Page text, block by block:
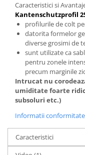
Pardoseli și Nivelare
Nivelare Grosieră
Nivelare în Strat
Rașini Reparații Fisuri
Aditivi pentru Șape
Amorse și Promotori
Stabilizare Suport
Aditivi pentru
Profile Tencuieli și Glet
Profile Glet
Profile Tencuieli
Caracteristici si
Kantenschutzprofil
profilurile de colt
datorita formelor
diverse grosimi de
sunt utilizate ca
pentru zonele
precum marginile
Intrucat nu
umiditate foarte
subsoluri etc.)
Informatii
Caracteristici